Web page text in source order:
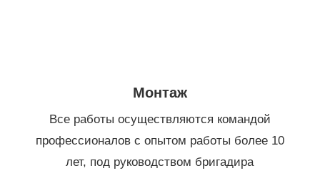
Монтаж
Все работы осуществляются командой
профессионалов с опытом работы более 10
лет, под руководством бригадира